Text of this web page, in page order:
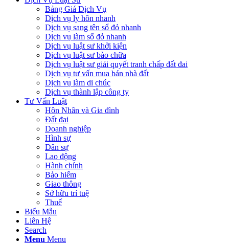
Bảng Giá Dịch Vụ
Dịch vụ ly hôn nhanh
Dịch vụ sang tên sổ đỏ nhanh
Dịch vụ làm sổ đỏ nhanh
Dịch vụ luật sư khởi kiện
Dịch vụ luật sư bào chữa
Dịch vụ luật sư giải quyết tranh chấp đất đai
Dịch vụ tư vấn mua bán nhà đất
Dịch vụ làm di chúc
Dịch vụ thành lập công ty
Tư Vấn Luật
Hôn Nhân và Gia đình
Đất đai
Doanh nghiệp
Hình sự
Dân sự
Lao động
Hành chính
Bảo hiểm
Giao thông
Sở hữu trí tuệ
Thuế
Biểu Mẫu
Liên Hệ
Search
Menu Menu